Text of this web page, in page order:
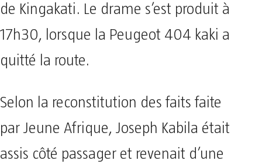
de Kingakati. Le drame s’est produit à
17h30, lorsque la Peugeot 404 kaki a
quitté la route.
Selon la reconstitution des faits faite
par Jeune Afrique, Joseph Kabila était
assis côté passager et revenait d’une